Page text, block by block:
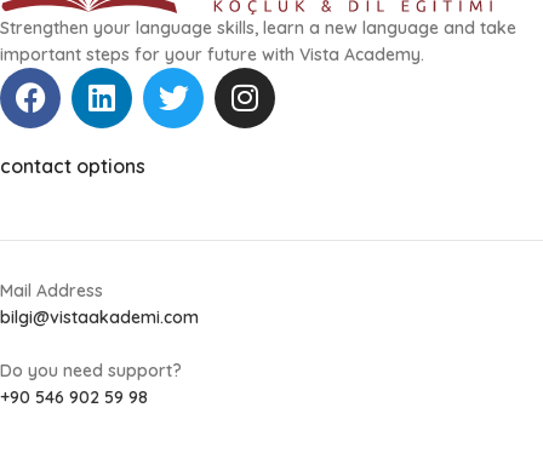
Strengthen your language skills, learn a new language and take
important steps for your future with Vista Academy.
contact options
Mail Address
bilgi@vistaakademi.com
Do you need support?
+90 546 902 59 98